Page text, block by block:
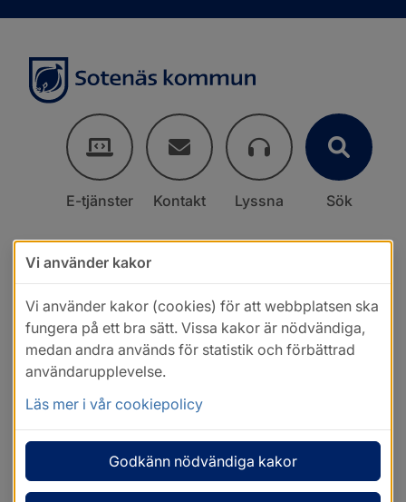
E-tjänster Kontakt Lyssna Sök
Vi använder kakor
Vi använder kakor (cookies) för att webbplatsen ska
fungera på ett bra sätt. Vissa kakor är nödvändiga,
medan andra används för statistik och förbättrad
användarupplevelse.
Läs mer i vår cookiepolicy
Godkänn nödvändiga kakor